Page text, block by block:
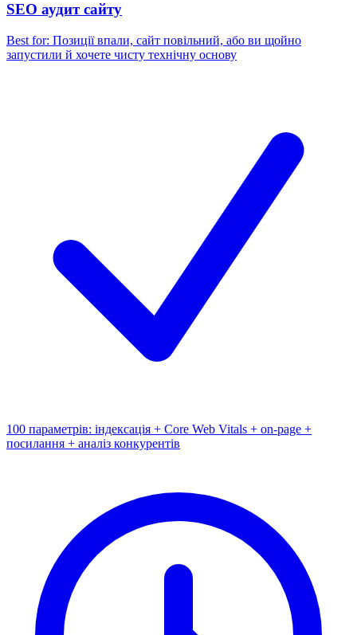
SEO аудит сайту
Best for: Позиції впали, сайт повільний, або ви щойно
запустили й хочете чисту технічну основу
100 параметрів: індексація + Core Web Vitals + on-page +
посилання + аналіз конкурентів